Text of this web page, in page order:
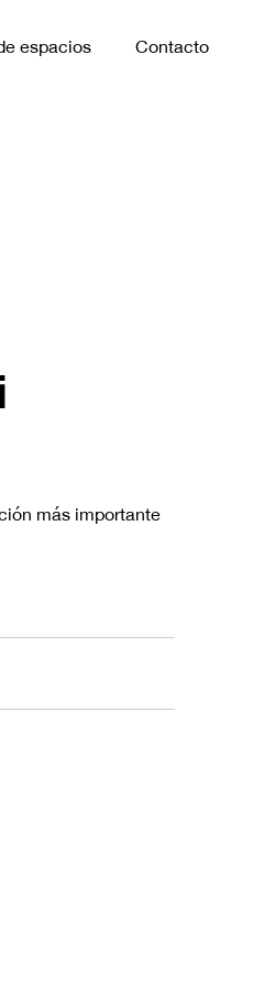
espacios Contacto
más importante